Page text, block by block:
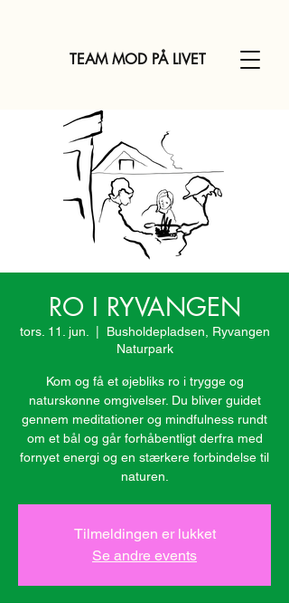
TEAM MOD PÅ LIVET
RO I RYVANGEN
tors. 11. jun.
Busholdepladsen, Ryvangen
Naturpark
Kom og få et øjebliks ro i trygge og
naturskønne omgivelser. Du bliver guidet
gennem meditationer og mindfulness rundt
om et bål og går forhåbentligt derfra med
fornyet energi og en stærkere forbindelse til
naturen.
Tilmeldingen er lukket
Se andre events